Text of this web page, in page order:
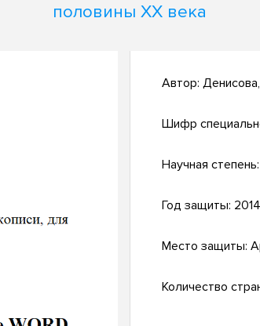
половины XX века
Автор:
Шифр
Научная степень:
Год защиты: 2014
Место защиты:
Количество